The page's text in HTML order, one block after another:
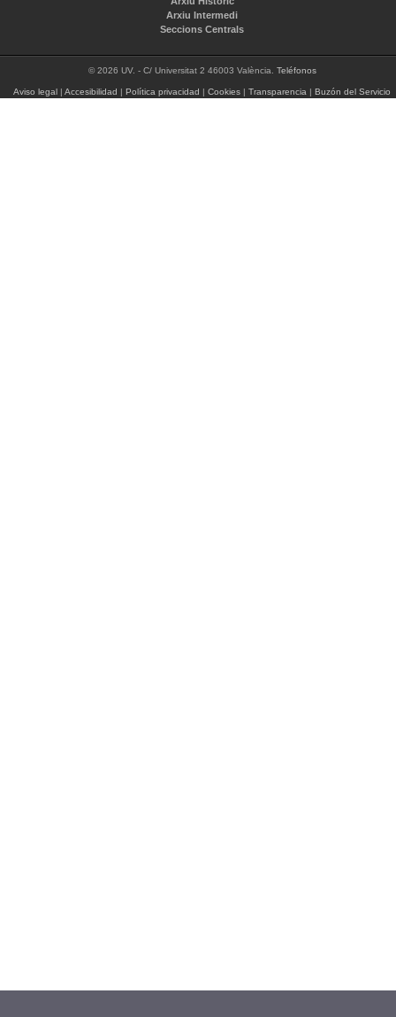
Arxiu Intermedi
Seccions Centrals
© 2026 UV. - C/ Universitat 2 46003 València. Teléfonos
Aviso legal |Accesibilidad |Política privacidad |Cookies |Transparencia |Buzón del Servicio